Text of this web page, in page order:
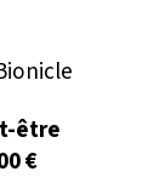
être
€